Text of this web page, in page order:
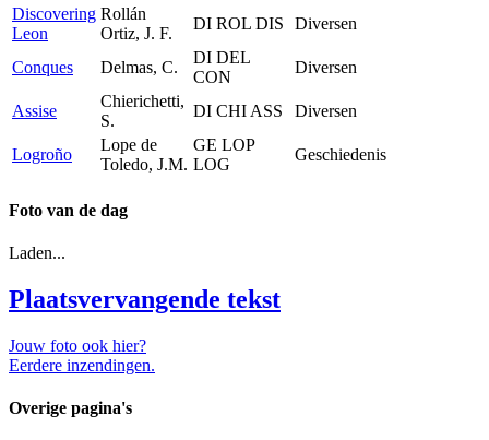
Discovering
Leon
Rollán
Ortiz, J. F.
DI ROL DIS Diversen
Conques Delmas, C.
DI DEL
CON
Diversen
Assise
Chierichetti,
S.
DI CHI ASS Diversen
Logroño
Lope de
Toledo, J.M.
GE LOP
LOG
Geschiedenis
Foto van de dag
Laden...
Plaatsvervangende tekst
Jouw foto ook hier?
Eerdere inzendingen.
Overige pagina's